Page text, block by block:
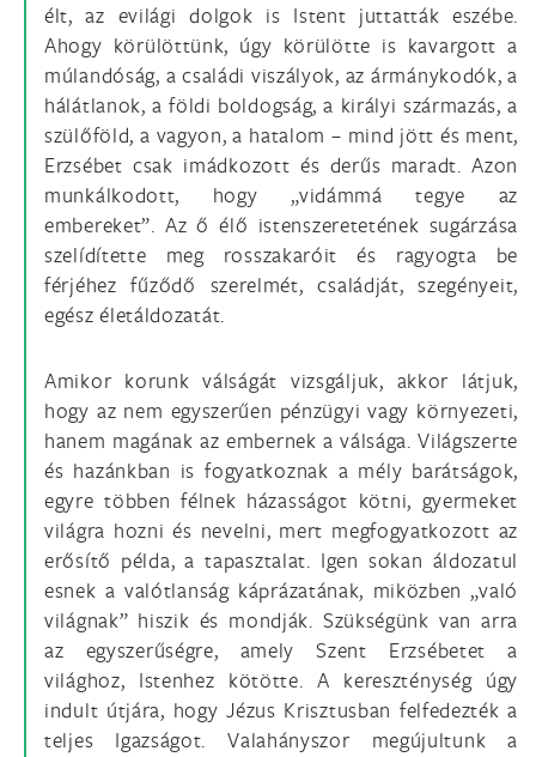
élt, az evilági dolgok is Istent juttatták eszébe.
Ahogy körülöttünk, úgy körülötte is kavargott a
múlandóság, a családi viszályok, az ármánykodók, a
hálátlanok, a földi boldogság, a királyi származás, a
szülőföld, a vagyon, a hatalom – mind jött és ment,
Erzsébet csak imádkozott és derűs maradt. Azon
munkálkodott, hogy „vidámmá tegye az
embereket”. Az ő élő istenszeretetének sugárzása
szelídítette meg rosszakaróit és ragyogta be
férjéhez fűződő szerelmét, családját, szegényeit,
egész életáldozatát.
Amikor korunk válságát vizsgáljuk, akkor látjuk,
hogy az nem egyszerűen pénzügyi vagy környezeti,
hanem magának az embernek a válsága. Világszerte
és hazánkban is fogyatkoznak a mély barátságok,
egyre többen félnek házasságot kötni, gyermeket
világra hozni és nevelni, mert megfogyatkozott az
erősítő példa, a tapasztalat. Igen sokan áldozatul
esnek a valótlanság káprázatának, miközben „való
világnak” hiszik és mondják. Szükségünk van arra
az egyszerűségre, amely Szent Erzsébetet a
világhoz, Istenhez kötötte. A kereszténység úgy
indult útjára, hogy Jézus Krisztusban felfedezték a
teljes Igazságot. Valahányszor megújultunk a